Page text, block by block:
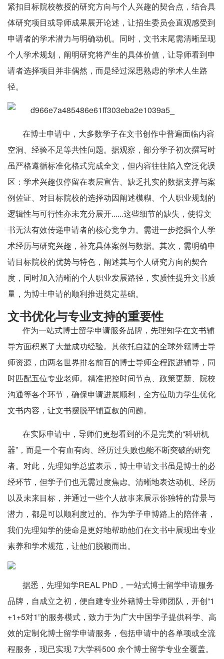
紧扣目标院校教授的研究方向与个人兴趣的契合点，结合具
体研究项目或导师成果展开论述，让招生委员会直观感受到
申请者的学术潜力与明确动机。同时，文书末尾需清晰呈现
个人学术规划，阐明研究将产生的具体价值，让导师看到申
请者选择项目并非偶然，而是经过深思熟虑的学术人生路
径。
在博士申请中，大多数学子在文书创作中普遍面临内容
空洞、经验不足等共性问题。据观察，部分学子初次撰写时
虽严格遵循标准化格式完成全文，但内容往往陷入空泛化误
区：学术兴趣仅停留在表层宣告、缺乏扎实的数据支撑与案
例佐证、对目标院校的选择动因阐述模糊、个人职业规划的
逻辑性与可行性亦未充分展开......这些细节的缺失，使得文
书无法有效传递申请者的核心竞争力。需进一步挖掘个人学
术经历与研究兴趣，补充具体案例与数据。其次，需明确申
请目标院校的优势与特色，阐述其与个人研究方向的契合
度，同时加入清晰的个人职业发展路径，实质性提升文书质
量，为博士申请的顺利推进奠定基础。
文书优化与专业支持的重要性
作为一站式博士留学申请服务品牌，先理知学在文书辅
导方面积累了大量成功经验。其依托自建的全球外籍博士导
师资源，由两名世界排名前百的博士导师全程跟进辅导，同
时匹配五位专业老师。精准把控时间节点、政策更新、院校
沟通等各个环节，确保申请进展顺利，全方位助力学生优化
文书内容，让文书摆脱平铺直叙的问题。
在实际申请中，导师们更想看到的不是完美的“科研机
器”，而是一个有血有肉、经历过失败也能不断突破的研究
者。对此，先理知学总监表示，博士申请文书虽是博士的必
经环节，但学子们也无需过度焦虑。清晰地表达动机、经历
以及未来目标，并通过一些个人故事来展示你独特的背景与
潜力，都是可以顺利度过的。作为学子申博路上的陪伴者，
我们先理知学的使命是更好地帮助他们在文书中展现出专业
素养和学术规范，让他们脱颖而出。
据悉，先理知学REAL PhD，一站式博士留学申请服务
品牌，自成立之初，便自建专业外籍博士导师团队，开创“1
+1+5对1”的服务模式，致力于为广大中国学子提供科学、高
效的定制化博士留学申请服务，包括申请中的各单项或全流
程服务，现已实现 7大学科500 余个博士留学专业全覆盖。